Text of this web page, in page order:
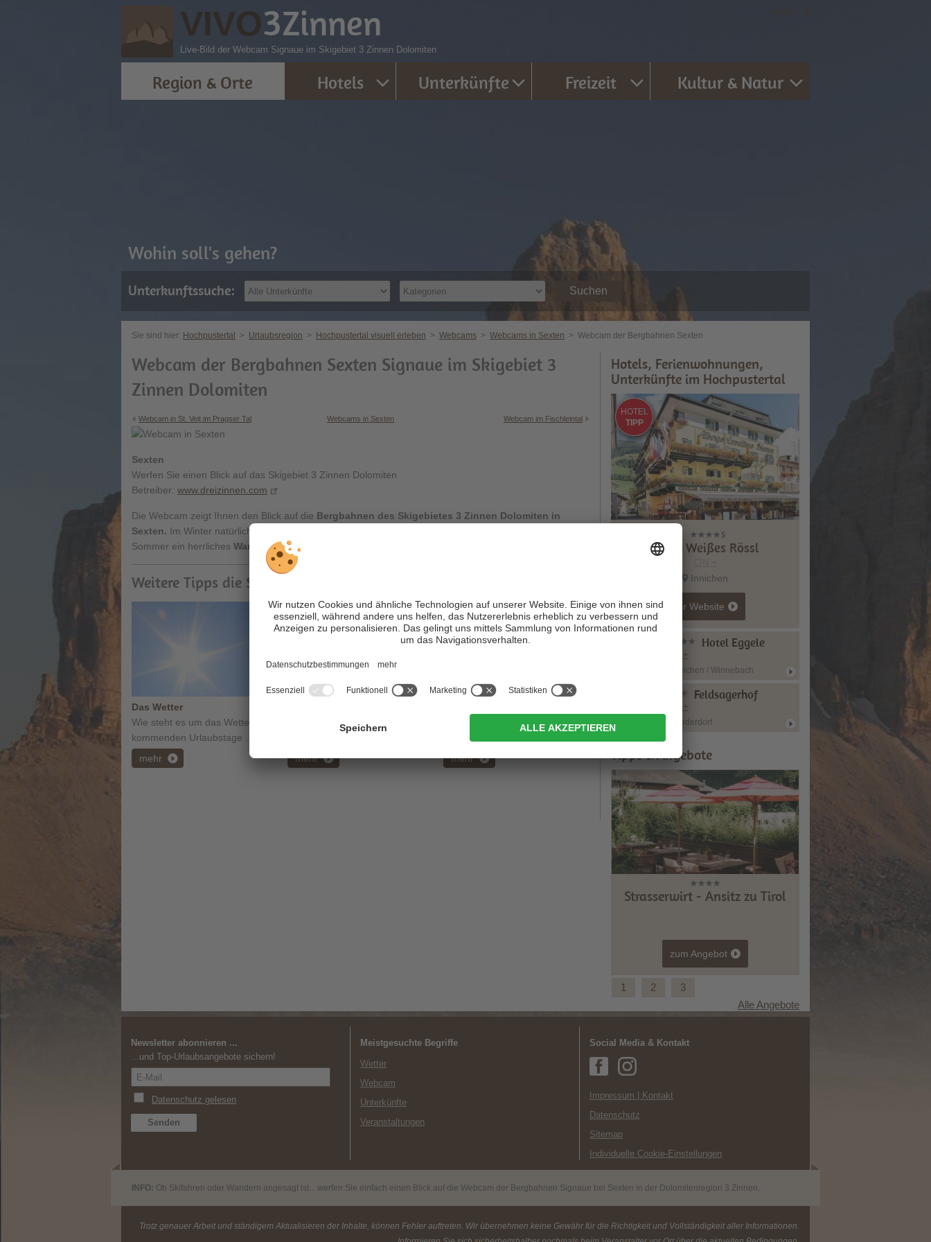
VIVO3Zinnen
Live-Bild der Webcam Signaue im Skigebiet 3 Zinnen Dolomiten
Wohin soll's gehen?
Unterkunftssuche: Suchen
Region & Orte Hotels Unterkünfte Freizeit Kultur & Natur
Sie sind hier: Hochpustertal > Urlaubsregion > Hochpustertal visuell erleben > Webcams > Webcams in Sexten > Webcam der Bergbahnen Sexten
Webcam der Bergbahnen Sexten Signaue im Skigebiet 3
Zinnen Dolomiten
Webcam in St. Veit im Pragser Tal Webcams in Sexten Webcam im Fischleintal
Sexten
Werfen Sie einen Blick auf das Skigebiet 3 Zinnen Dolomiten
Betreiber: www.dreizinnen.com
Die Webcam zeigt Ihnen den Blick auf die Bergbahnen des Skigebietes 3 Zinnen Dolomiten in
Sexten. Im Winter natürlich ideal zum
Sommer ein herrliches Wander-und Mountainbikeparadies
Weitere Tipps die Sie auch interessieren könnten:
Das Wetter
Wie steht es um das Wetter der
kommenden Urlaubstage ...
mehr
Eines der schönsten Täler im
mehr
Nicht nur Familien mit Kindern
fühlen sich hier wohl ...
mehr
Hotels, Ferienwohnungen,
Unterkünfte im Hochpustertal
HOTEL
TIPP
Hotel Weißes Rössl
Innichen
zur Website
Hotel Eggele
CIN +
Innichen / Winnebach
Feldsagerhof
CIN +
Niederdorf
Tipps & Angebote
Strasserwirt - Ansitz zu Tirol
zum Angebot
1 2
3
Alle Angebote
Newsletter abonnieren ...
...und Top-Urlaubsangebote sichern!
Meistgesuchte Begriffe
Wetter
Webcam
Unterkünfte
Veranstaltungen
Social Media & Kontakt
Impressum | Kontakt
Datenschutz
Sitemap
Individuelle Cookie-Einstellungen
INFO: Ob Skifahren oder Wandern angesagt ist... werfen Sie einfach einen Blick auf die Webcam der Bergbahnen Signaue bei Sexten in der Dolomitenregion 3 Zinnen.
Trotz genauer Arbeit und ständigem Aktualisieren der Inhalte, können Fehler auftreten. Wir übernehmen keine Gewähr für die Richtigkeit und Vollständigkeit aller Informationen.